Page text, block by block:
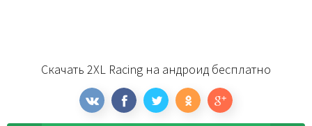
Скачать 2XL Racing на андроид бесплатно